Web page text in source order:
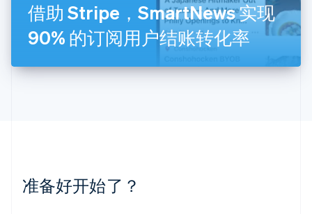
借助 Stripe，SmartNews 实现
90% 的订阅用户结账转化率
准备好开始了？
马尔他
English
马来西亚
English 简体中文
美国
日本
日本語English